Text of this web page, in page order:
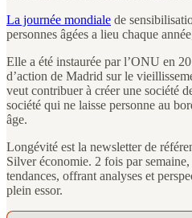
La journée mondiale de
personnes âgées a lieu chaque
Elle a été instaurée par l’ONU en
d’action de Madrid sur le
veut contribuer à créer une société
société qui ne laisse personne au
âge.
Longévité est la newsletter de
Silver économie. 2 fois par
tendances, offrant analyses et
plein essor.